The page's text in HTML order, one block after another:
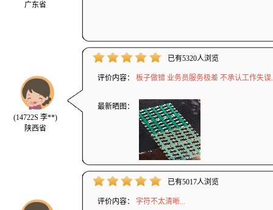
广东省
(14722S 李**)
陕西省
已有5320人浏览
评价内容： 板子做错 业务员服务极差 不承认工作失误
最新晒图：
已有5017人浏览
评价内容： 字符不太清晰...